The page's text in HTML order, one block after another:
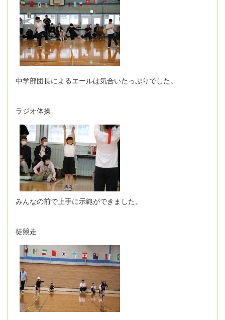
中学部団長によるエールは気合いたっぷりでした。
ラジオ体操
みんなの前で上手に示範ができました。
徒競走